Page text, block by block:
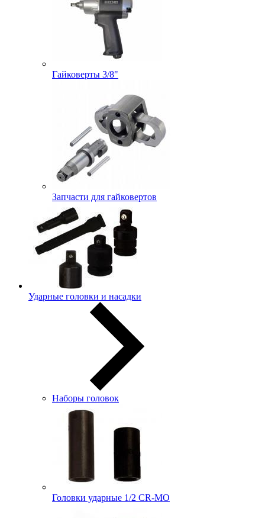
Гайковерты 3/8"
Запчасти для гайковертов
Ударные головки и насадки
Наборы головок
Головки ударные 1/2 CR-MO